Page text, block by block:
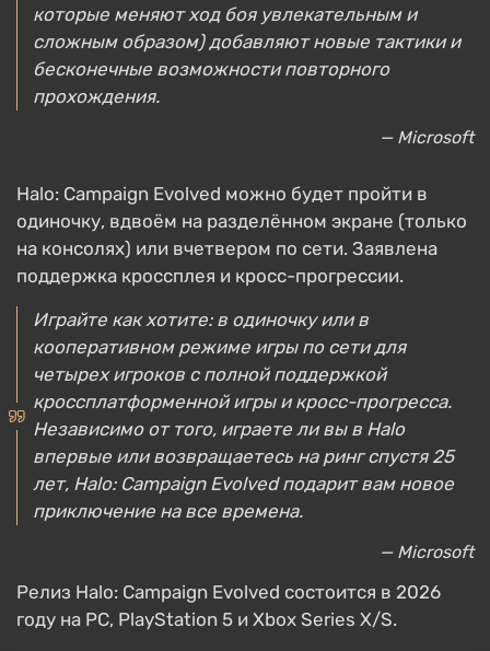
которые меняют ход боя увлекательным и
сложным образом) добавляют новые тактики и
бесконечные возможности повторного
прохождения.
— Microsoft
Halo: Campaign Evolved можно будет пройти в
одиночку, вдвоём на разделённом экране (только
на консолях) или вчетвером по сети. Заявлена
поддержка кроссплея и кросс-прогрессии.
Играйте как хотите: в одиночку или в
кооперативном режиме игры по сети для
четырех игроков с полной поддержкой
кроссплатформенной игры и кросс-прогресса.
Независимо от того, играете ли вы в Halo
впервые или возвращаетесь на ринг спустя 25
лет, Halo: Campaign Evolved подарит вам новое
приключение на все времена.
— Microsoft
Релиз Halo: Campaign Evolved состоится в 2026
году на PC, PlayStation 5 и Xbox Series X/S.